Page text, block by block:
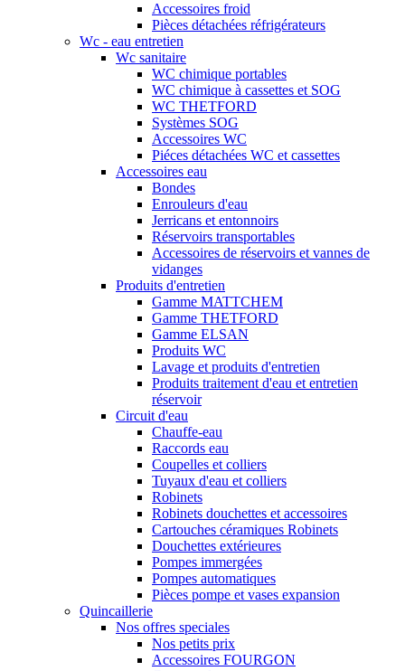
Accessoires froid
Pièces détachées réfrigérateurs
Wc - eau entretien
Wc sanitaire
WC chimique portables
WC chimique à cassettes et SOG
WC THETFORD
Systèmes SOG
Accessoires WC
Piéces détachées WC et cassettes
Accessoires eau
Bondes
Enrouleurs d'eau
Jerricans et entonnoirs
Réservoirs transportables
Accessoires de réservoirs et vannes de
vidanges
Produits d'entretien
Gamme MATTCHEM
Gamme THETFORD
Gamme ELSAN
Produits WC
Lavage et produits d'entretien
Produits traitement d'eau et entretien
réservoir
Circuit d'eau
Chauffe-eau
Raccords eau
Coupelles et colliers
Tuyaux d'eau et colliers
Robinets
Robinets douchettes et accessoires
Cartouches céramiques Robinets
Douchettes extérieures
Pompes immergées
Pompes automatiques
Pièces pompe et vases expansion
Quincaillerie
Nos offres speciales
Nos petits prix
Accessoires FOURGON